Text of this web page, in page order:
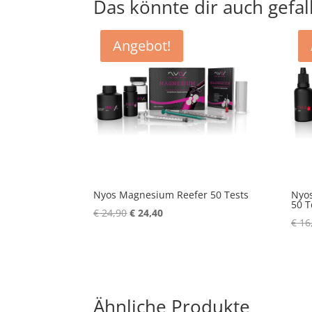
Das könnte dir auch
Angebot!
Nyos Magnesium Reefer 50 Tests
€24,90Ursprünglicher
€ 24,40Aktueller
50
€
Ähnliche Produkte